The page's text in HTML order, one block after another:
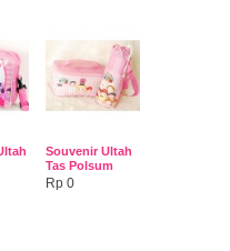
Souvenir Ultah
Tas Polsum
Rp 0